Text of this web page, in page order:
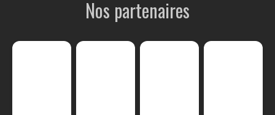
Nos partenaires